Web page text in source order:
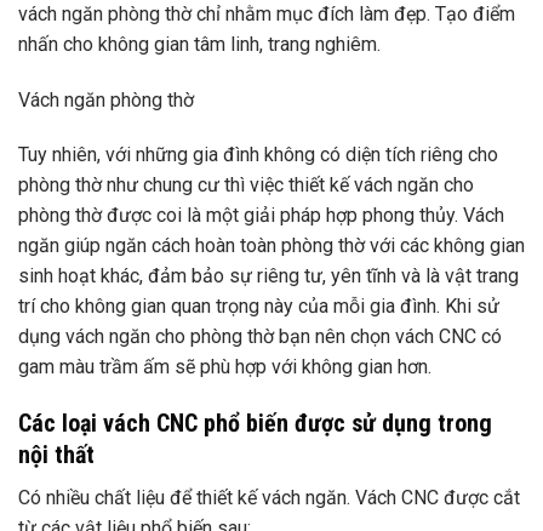
vách ngăn phòng thờ chỉ nhằm mục đích làm đẹp. Tạo điểm
nhấn cho không gian tâm linh, trang nghiêm.
Vách ngăn phòng thờ
Tuy nhiên, với những gia đình không có diện tích riêng cho
phòng thờ như chung cư thì việc thiết kế vách ngăn cho
phòng thờ được coi là một giải pháp hợp phong thủy. Vách
ngăn giúp ngăn cách hoàn toàn phòng thờ với các không gian
sinh hoạt khác, đảm bảo sự riêng tư, yên tĩnh và là vật trang
trí cho không gian quan trọng này của mỗi gia đình. Khi sử
dụng vách ngăn cho phòng thờ bạn nên chọn vách CNC có
gam màu trầm ấm sẽ phù hợp với không gian hơn.
Các loại vách CNC phổ biến được sử dụng trong
nội thất
Có nhiều chất liệu để thiết kế vách ngăn. Vách CNC được cắt